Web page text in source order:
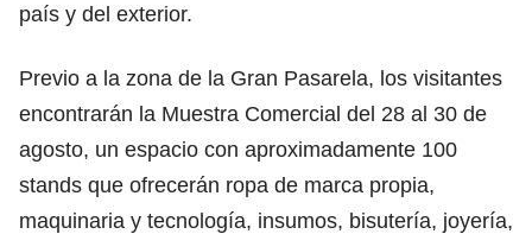
país y del exterior.
Previo a la zona de la Gran Pasarela, los visitantes
encontrarán la Muestra Comercial del 28 al 30 de
agosto, un espacio con aproximadamente 100
stands que ofrecerán ropa de marca propia,
maquinaria y tecnología, insumos, bisutería, joyería,